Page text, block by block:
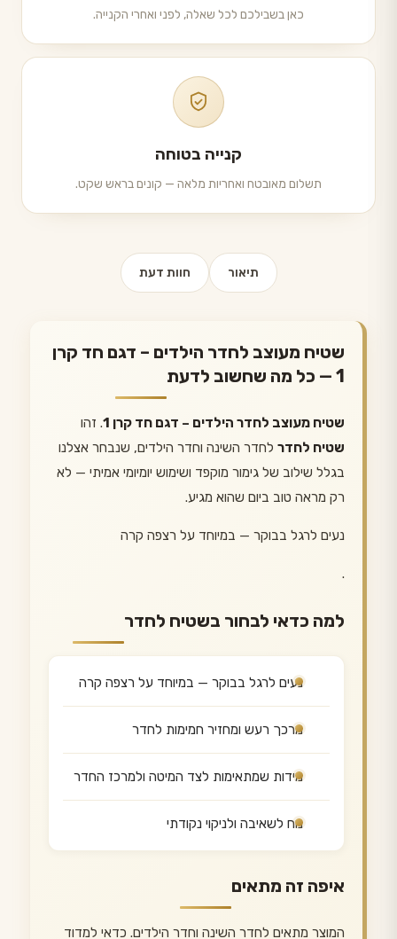
כאן בשבילכם לכל שאלה, לפני ואחרי הקנייה.
קנייה בטוחה
תשלום מאובטח ואחריות מלאה — קונים בראש שקט.
תיאור חוות דעת
שטיח מעוצב לחדר הילדים – דגם חד קרן
1 — כל מה שחשוב לדעת
שטיח מעוצב לחדר הילדים – דגם חד קרן 1
. זהו
שטיח לחדר לחדר השינה וחדר הילדים, שנבחר אצלנו
בגלל שילוב של גימור מוקפד ושימוש יומיומי אמיתי — לא
רק מראה טוב ביום שהוא מגיע.
נעים לרגל בבוקר — במיוחד על רצפה קרה
.
למה כדאי לבחור בשטיח לחדר
נעים לרגל בבוקר — במיוחד על רצפה קרה
מרכך רעש ומחזיר חמימות לחדר
מידות שמתאימות לצד המיטה ולמרכז החדר
נוח לשאיבה ולניקוי נקודתי
איפה זה מתאים
המוצר מתאים לחדר השינה וחדר הילדים. כדאי למדוד